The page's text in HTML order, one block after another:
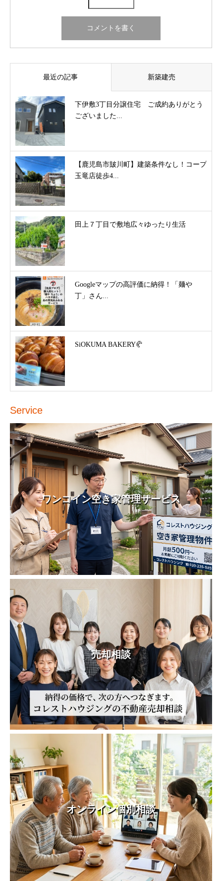
最近の記事 新築建売
下伊敷3丁目分譲住宅 ご成約ありがとう
ございました...
【鹿児島市皷川町】建築条件なし！コープ
玉竜店徒歩4...
田上７丁目で敷地広々ゆったり生活
Googleマップの高評価に納得！「麺や
丁」さん...
SiOKUMA BAKERY🥐
Service
ワンコイン空き家管理サービス
売却相談
オンライン個別相談